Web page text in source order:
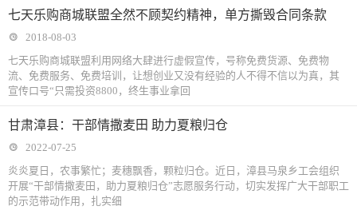
七天乐购商城联盟全然不顾契约精神，单方撕毁合同条款
2018-08-03
七天乐购商城联盟利用网络大肆进行虚假宣传，号称免费货源、免费物
流、免费服务、免费培训，让想创业又没有经验的人不得不信以为真，其
宣传口号“只需投资8800，终生事业拿回
甘肃漳县：干部情撒麦田 助力夏粮归仓
2022-07-25
炎炎夏日，农事繁忙；麦穗飘香，颗粒归仓。近日，漳县马泉乡工会组织
开展“干部情撒麦田，助力夏粮归仓”志愿服务行动，切实发挥广大干部职工
的示范带动作用，扎实细